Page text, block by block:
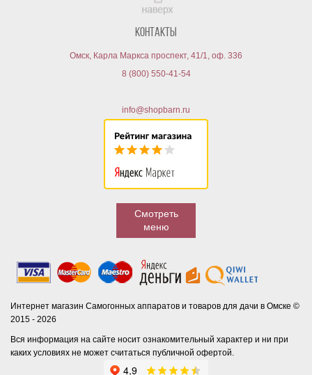
Контакты
Омск, Карла Маркса проспект, 41/1, оф. 336
8 (800) 550-41-54
info@shopbarn.ru
Смотреть
меню
Интернет магазин Самогонных аппаратов и товаров для дачи в Омске ©
2015 - 2026
Вся информация на сайте носит ознакомительный характер и ни при
каких условиях не может считаться публичной офертой.